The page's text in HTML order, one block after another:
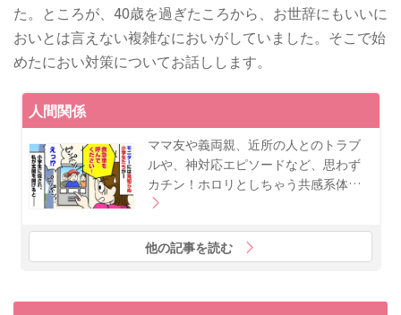
た。ところが、40歳を過ぎたころから、お世辞にもいいに
おいとは言えない複雑なにおいがしていました。そこで始
めたにおい対策についてお話しします。
人間関係
ママ友や義両親、近所の人とのトラブ
ルや、神対応エピソードなど、思わず
カチン！ホロリとしちゃう共感系体…
他の記事を読む